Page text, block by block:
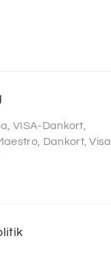
VISA-Dankort,
Dankort, Visa